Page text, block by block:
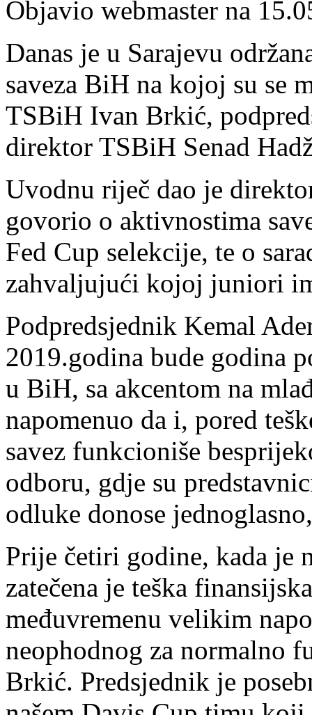
Objavio webmaster na
Danas je u Sarajevu
saveza BiH na kojoj su se
TSBiH Ivan Brkić,
direktor TSBiH Senad
Uvodnu riječ dao je
govorio o aktivnostima
Fed Cup selekcije, te o
zahvaljujući kojoj juniori
Podpredsjednik Kemal
2019.godina bude godina
u BiH, sa akcentom na
napomenuo da i, pored
savez funkcioniše
odboru, gdje su
odluke donose jednoglasno,
Prije četiri godine, kada je
zatečena je teška
međuvremenu velikim
neophodnog za normalno
Brkić. Predsjednik je